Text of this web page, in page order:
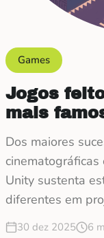
Games
Jogos
mais
Dos maiores
cinematográficas
Unity sustenta
diferentes em
30 dez 2025 6